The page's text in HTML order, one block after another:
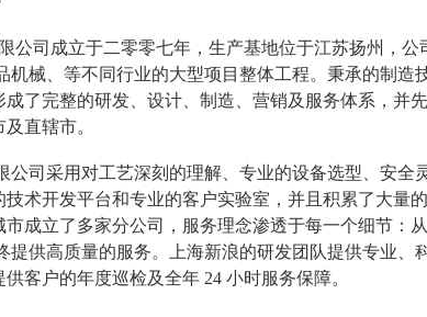
公司成立于二零零七年，生产基地位于江苏扬州，
机械、等不同行业的大型项目整体工程。秉承的制
了完整的研发、设计、制造、营销及服务体系，并
及直辖市。
公司采用对工艺深刻的理解、专业的设备选型、安
术开发平台和专业的客户实验室，并且积累了大量
成立了多家分公司，服务理念渗透于每一个细节：
提供高质量的服务。上海新浪的研发团队提供专业
客户的年度巡检及全年 24 小时服务保障。